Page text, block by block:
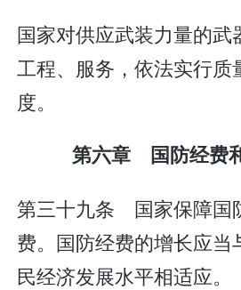
国家对供应武装力量的武
工程、服务，依法实行质
度。
第六章 国防经费
第三十九条 国家保障国
费。国防经费的增长应当
民经济发展水平相适应。